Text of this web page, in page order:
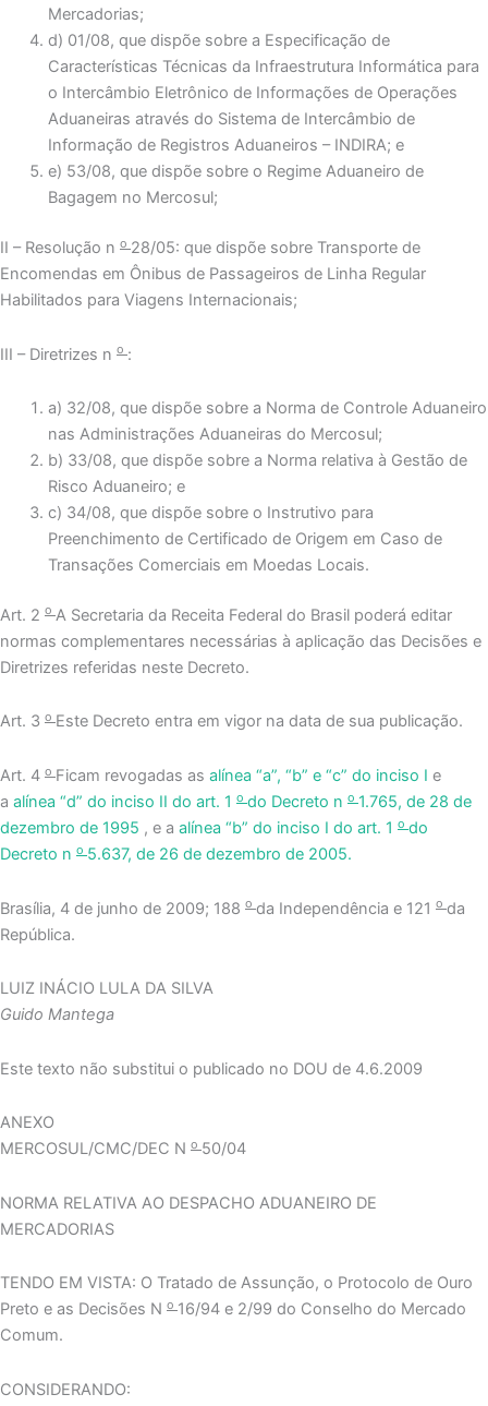
Mercadorias;
d) 01/08, que dispõe sobre a Especificação de
Características Técnicas da Infraestrutura Informática para
o Intercâmbio Eletrônico de Informações de Operações
Aduaneiras através do Sistema de Intercâmbio de
Informação de Registros Aduaneiros – INDIRA; e
e) 53/08, que dispõe sobre o Regime Aduaneiro de
Bagagem no Mercosul;
II – Resolução n o 28/05: que dispõe sobre Transporte de
Encomendas em Ônibus de Passageiros de Linha Regular
Habilitados para Viagens Internacionais;
III – Diretrizes n o :
a) 32/08, que dispõe sobre a Norma de Controle Aduaneiro
nas Administrações Aduaneiras do Mercosul;
b) 33/08, que dispõe sobre a Norma relativa à Gestão de
Risco Aduaneiro; e
c) 34/08, que dispõe sobre o Instrutivo para
Preenchimento de Certificado de Origem em Caso de
Transações Comerciais em Moedas Locais.
Art. 2 o A Secretaria da Receita Federal do Brasil poderá editar
normas complementares necessárias à aplicação das Decisões e
Diretrizes referidas neste Decreto.
Art. 3 o Este Decreto entra em vigor na data de sua publicação.
Art. 4 o Ficam revogadas as alínea “a”, “b” e “c” do inciso I e
a alínea “d” do inciso II do art. 1 o do Decreto n o 1.765, de 28 de
dezembro de 1995 , e a alínea “b” do inciso I do art. 1 o do
Decreto n o 5.637, de 26 de dezembro de 2005.
Brasília, 4 de junho de 2009; 188 o da Independência e 121 o da
República.
LUIZ INÁCIO LULA DA SILVA
Guido Mantega
Este texto não substitui o publicado no DOU de 4.6.2009
ANEXO
MERCOSUL/CMC/DEC N o 50/04
NORMA RELATIVA AO DESPACHO ADUANEIRO DE
MERCADORIAS
TENDO EM VISTA: O Tratado de Assunção, o Protocolo de Ouro
Preto e as Decisões N o 16/94 e 2/99 do Conselho do Mercado
Comum.
CONSIDERANDO: